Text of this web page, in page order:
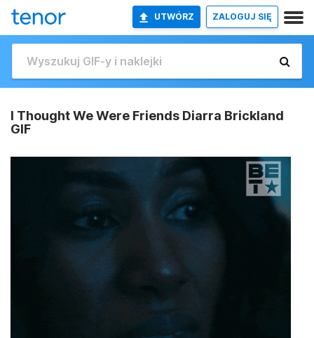
UTWÓRZ ZALOGUJ SIĘ
I Thought We Were Friends Diarra Brickland
GIF